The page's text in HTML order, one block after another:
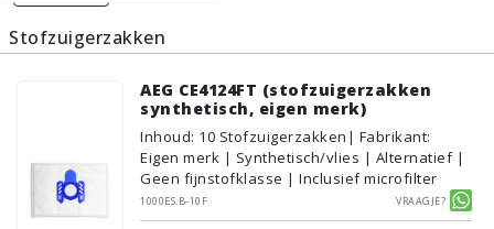
Stofzuigerzakken
AEG CE4124FT (stofzuigerzakken
synthetisch, eigen merk)
Inhoud: 10 Stofzuigerzakken | Fabrikant:
Eigen merk | Synthetisch/vlies | Alternatief |
Geen fijnstofklasse | Inclusief microfilter
1000ES.B-10F
Vraagje?